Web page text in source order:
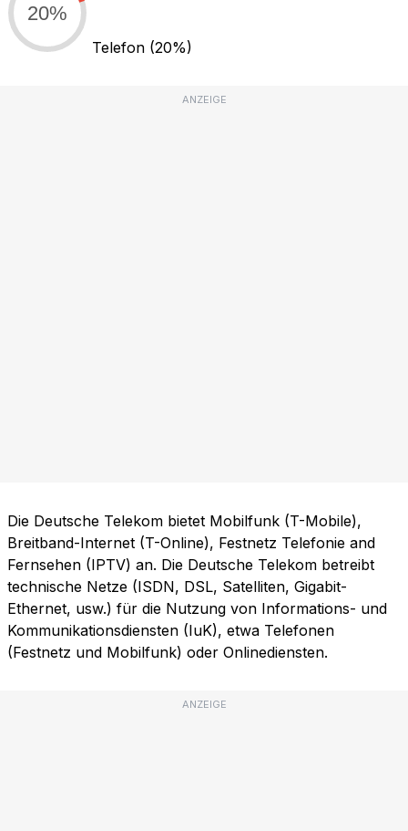
20%
Telefon (20%)
ANZEIGE
Die Deutsche Telekom bietet Mobilfunk (T-Mobile),
Breitband-Internet (T-Online), Festnetz Telefonie and
Fernsehen (IPTV) an. Die Deutsche Telekom betreibt
technische Netze (ISDN, DSL, Satelliten, Gigabit-
Ethernet, usw.) für die Nutzung von Informations- und
Kommunikationsdiensten (IuK), etwa Telefonen
(Festnetz und Mobilfunk) oder Onlinediensten.
ANZEIGE